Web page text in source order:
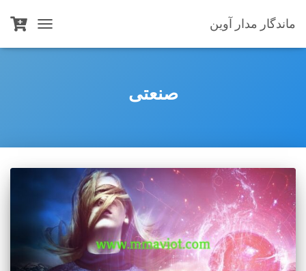
ماندگار مدار آوین
TOGGLE
NAVIGATION
صنعتی